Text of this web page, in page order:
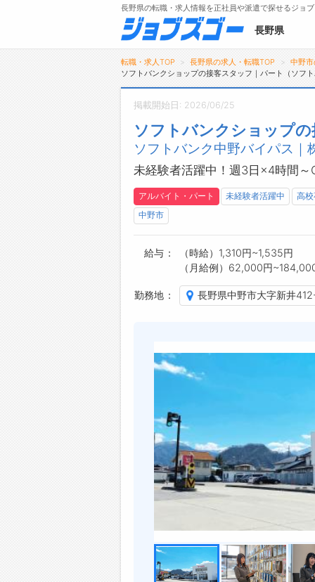
トップ
詳細情報で求人を探す
【初めての方へ】
長野県の求人検索で選ばれる理由
長野県の転職・求人情報を正社員や派遣で探せるジョ
長野県
転職・求人TOP 長野県の求人・転職TOP
中野
ソフトバンクショップの接客スタッフ｜パート（ソフ
掲載開始日: 2026/06/25
ソフトバンクショップ
ソフトバンク中野バイパス
未経験者活躍中！週3日×4時間
アルバイト・パート 未経験者活躍中
高
中野市
給与
（時給）1,310円~1,535円
（月給例）62,000円
勤務地 長野県中野市大字新井